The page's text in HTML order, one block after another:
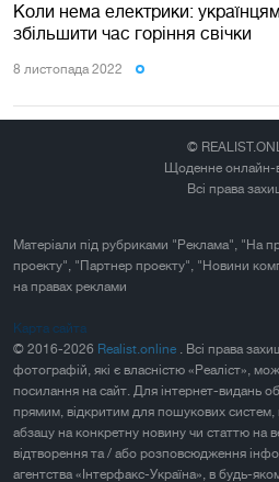
Коли нема електрики:
збільшити час горіння свічки
8 листопада 2022
©
Щоденне онлайн-
Всі права
Матеріали під рубриками "Реклама", "На
проекту", "Партнер проекту", "Новини
на правах реклами
Карта сайта
© 2016-2026 Realist.online
. Всі права
фотографій, які є власністю «Реаліст»,
посилання на сайт. Для інтернет-видань
прямим, відкритим для пошукових
абзацу на конкретну новину чи статтю на
відтворення та / або розповсюдження
агентства «Інтерфакс-Україна», в будь-